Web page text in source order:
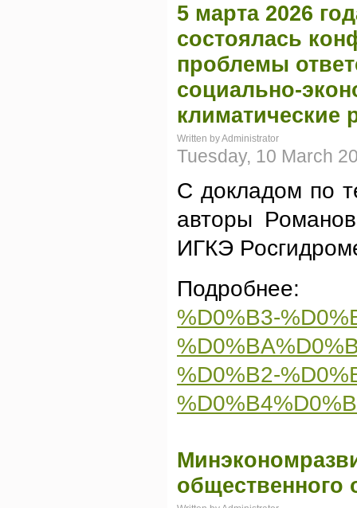
5 марта 2026
состоялась
проблемы
социально-
климатические
Written by Administrator
Tuesday, 10 March
С докладом по
авторы
ИГКЭ
%D0%B3-
%D0%B2-
общественного